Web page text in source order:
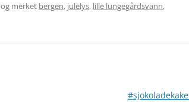
og merket bergen, julelys, lille lungegårdsvann,
#sjokoladekake